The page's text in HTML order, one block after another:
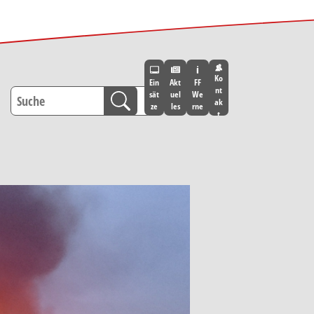
Ein
sät
ze
Akt
uel
les
FF
We
rne
Ko
nt
ak
t